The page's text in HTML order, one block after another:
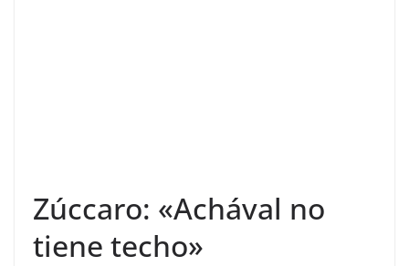
Zúccaro: «Achával no
tiene techo»